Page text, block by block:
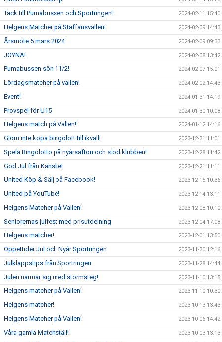
Tack till Pumabussen och Sportringen! 2024-02-11 15:40
Helgens Matcher på Staffansvallen! 2024-02-09 14:43
Årsmöte 5 mars 2024 2024-02-09 09:33
JOYNA! 2024-02-08 13:42
Pumabussen sön 11/2! 2024-02-07 15:01
Lördagsmatcher på vallen! 2024-02-02 14:43
Event! 2024-01-31 14:19
Provspel för U15 2024-01-30 10:08
Helgens match på Vallen! 2024-01-12 14:16
Glöm inte köpa bingolott till ikväll! 2023-12-31 11:01
Spela Bingolotto på nyårsafton och stöd klubben! 2023-12-28 11:42
God Jul från Kansliet 2023-12-21 11:11
United Köp & Sälj på Facebook! 2023-12-15 10:36
United på YouTube! 2023-12-14 13:11
Helgens Matcher på Vallen! 2023-12-08 10:10
Seniorernas julfest med prisutdelning 2023-12-04 17:08
Helgens matcher! 2023-12-01 13:50
Öppettider Jul och Nyår Sportringen 2023-11-30 12:16
Julklappstips från Sportringen 2023-11-28 14:44
Julen närmar sig med stormsteg! 2023-11-10 13:15
Helgens matcher på Vallen! 2023-11-10 10:30
Helgens matcher! 2023-10-13 13:43
Helgens Matcher på Vallen! 2023-10-06 14:42
Våra gamla Matchställ! 2023-10-03 13:13